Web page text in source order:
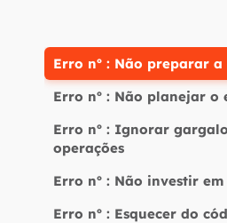
Erro nº : Não preparar
Erro nº : Não planejar o
Erro nº : Ignorar
operações
Erro nº : Não investir
Erro nº : Esquecer do